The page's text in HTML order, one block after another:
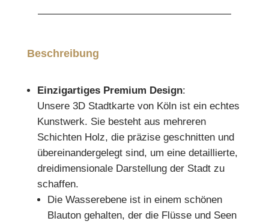
Beschreibung
Einzigartiges Premium Design:
Unsere 3D Stadtkarte von Köln ist ein echtes
Kunstwerk. Sie besteht aus mehreren
Schichten Holz, die präzise geschnitten und
übereinandergelegt sind, um eine detaillierte,
dreidimensionale Darstellung der Stadt zu
schaffen.
Die Wasserebene ist in einem schönen
Blauton gehalten, der die Flüsse und Seen